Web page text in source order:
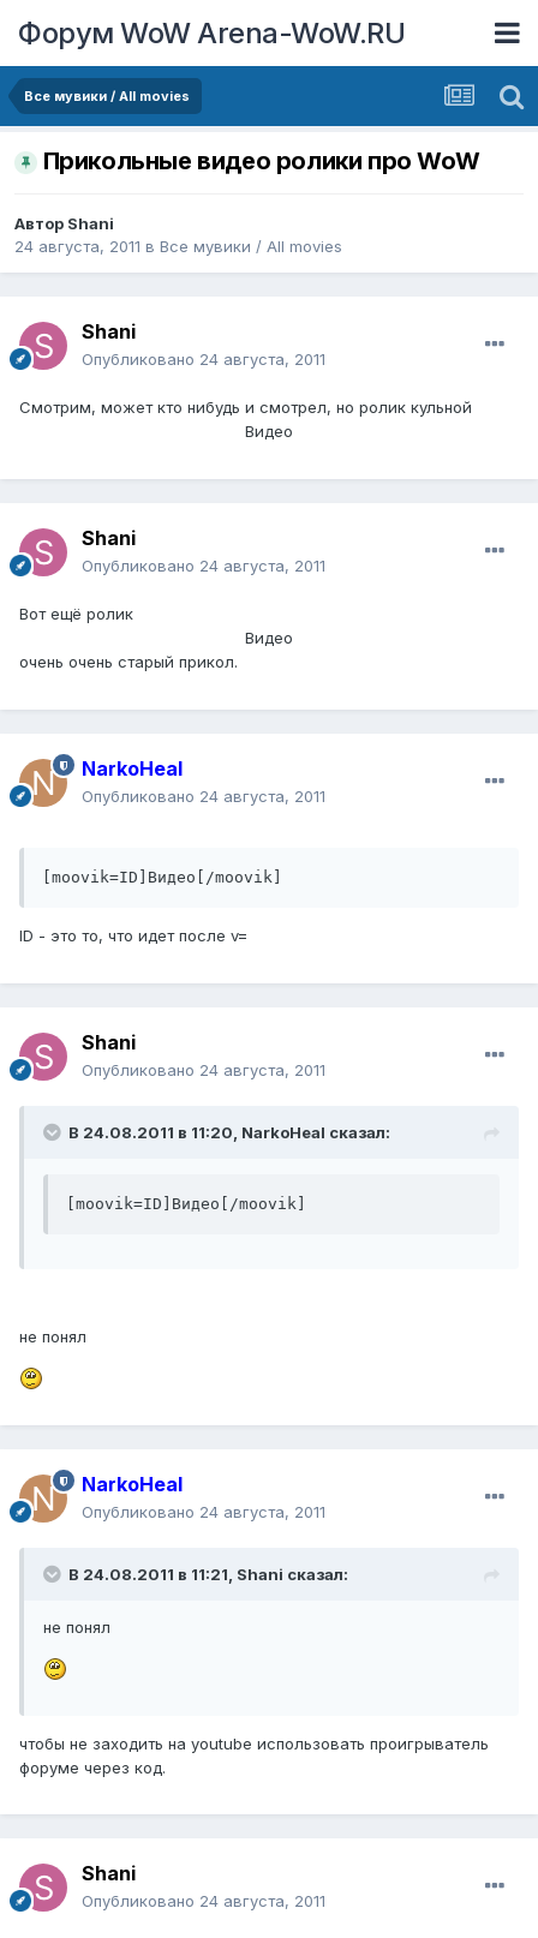
Форум WoW Arena-WoW.RU
Все мувики / All movies
Прикольные видео ролики про WoW
Автор Shani
24 августа, 2011 в Все мувики / All movies
Shani
Опубликовано 24 августа, 2011
Смотрим, может кто нибудь и смотрел, но ролик кульной
Видео
Shani
Опубликовано 24 августа, 2011
Вот ещё ролик
Видео
очень очень старый прикол.
NarkoHeal
Опубликовано 24 августа, 2011
[moovik=ID]Видео[/moovik]
ID - это то, что идет после v=
Shani
Опубликовано 24 августа, 2011
В 24.08.2011 в 11:20, NarkoHeal сказал:
[moovik=ID]Видео[/moovik]
не понял
NarkoHeal
Опубликовано 24 августа, 2011
В 24.08.2011 в 11:21, Shani сказал:
не понял
чтобы не заходить на youtube использовать проигрыватель
форуме через код.
Shani
Опубликовано 24 августа, 2011